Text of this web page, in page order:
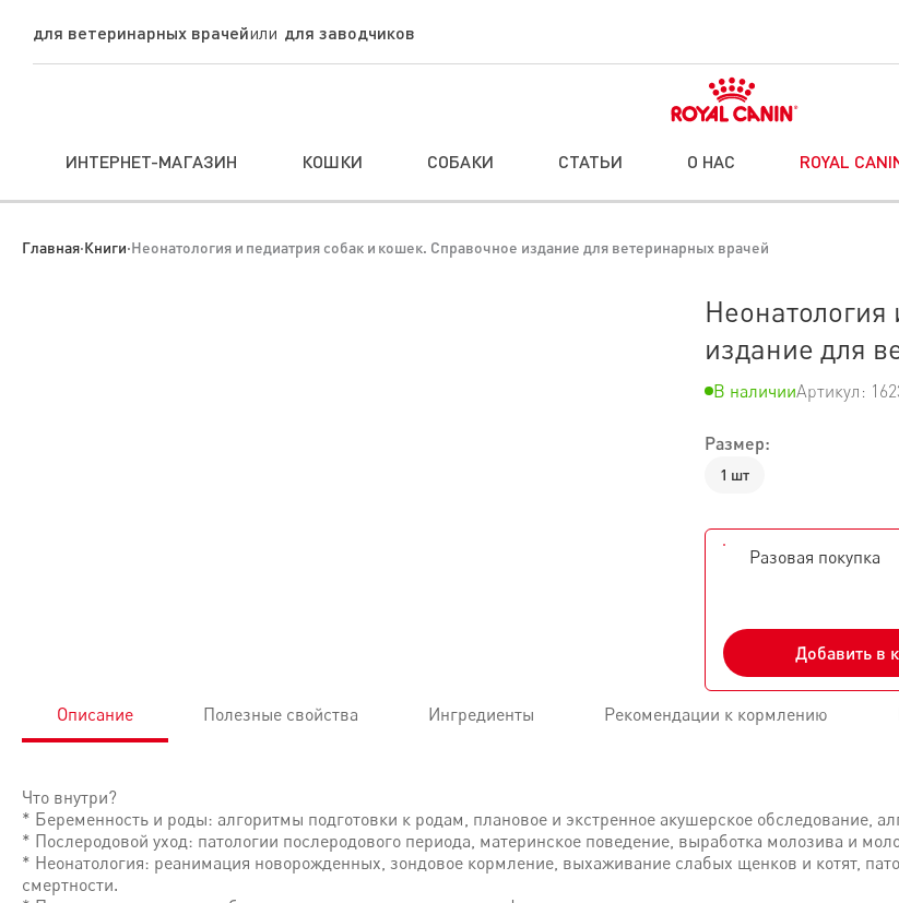
для ветеринарных врачей для заводчиков
ИНТЕРНЕТ-МАГАЗИН КОШКИ СОБАКИ СТАТЬИ О НАС ROYAL
Главная·Книги·Неонатология и педиатрия собак и кошек. Справочное издание для ветеринарных врачей
Неонатология
издание для
В наличииАртикул:
Размер:
1 шт
Разовая покупка
Добавить в
Описание Полезные свойства Ингредиенты Рекомендации к кормлению
Что внутри?
* Беременность и роды: алгоритмы подготовки к родам, плановое и экстренное акушерское обследование,
* Послеродовой уход: патологии послеродового периода, материнское поведение, выработка молозива и
* Неонатология: реанимация новорожденных, зондовое кормление, выхаживание слабых щенков и котят,
смертности.